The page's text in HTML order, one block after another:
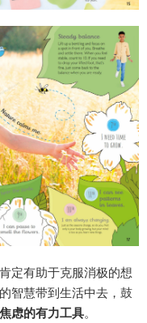
定有助于克服消极的想
智慧带到生活中去，鼓
虑的有力工具。